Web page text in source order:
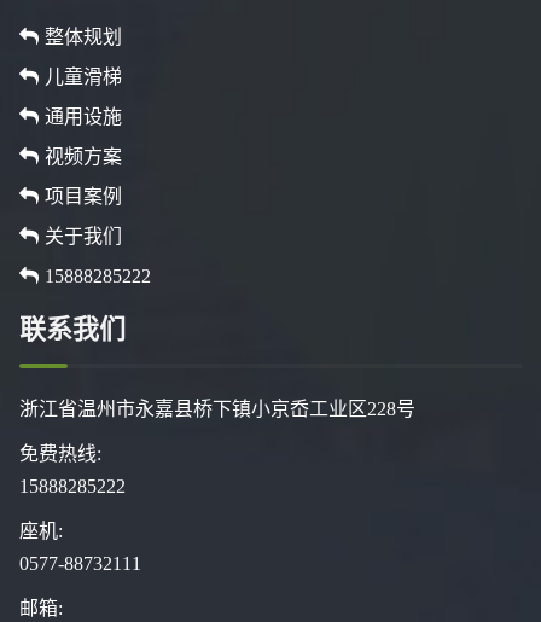
整体规划
儿童滑梯
通用设施
视频方案
项目案例
关于我们
15888285222
联系我们
浙江省温州市永嘉县桥下镇小京岙工业区228号
免费热线:
15888285222
座机:
0577-88732111
邮箱: